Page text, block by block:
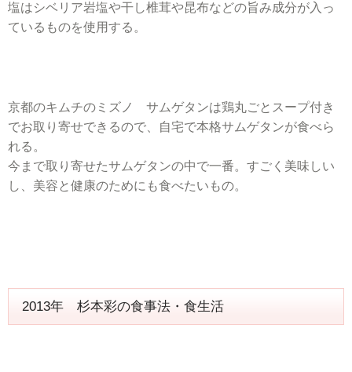
塩はシベリア岩塩や干し椎茸や昆布などの旨み成分が入っ
ているものを使用する。
京都のキムチのミズノ サムゲタンは鶏丸ごとスープ付き
でお取り寄せできるので、自宅で本格サムゲタンが食べら
れる。
今まで取り寄せたサムゲタンの中で一番。すごく美味しい
し、美容と健康のためにも食べたいもの。
2013年 杉本彩の食事法・食生活